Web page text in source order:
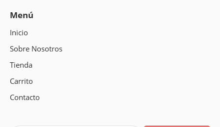
Menú
Inicio
Sobre Nosotros
Tienda
Carrito
Contacto